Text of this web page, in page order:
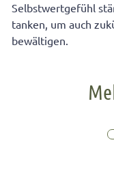
Selbstwertgefühl
tanken, um auch
bewältigen.